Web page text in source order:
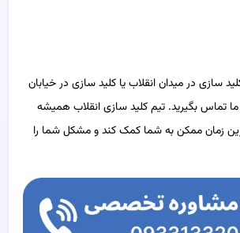
سازی در میدان انقلاب یا کلید سازی در خیابان
ما تماس بگیرید. تیم کلید سازی انقلاب همیشه
زمان ممکن به شما کمک کند و مشکل شما را